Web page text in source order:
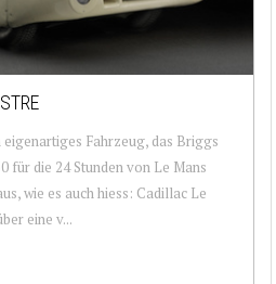
eigenartiges Fahrzeug, das Briggs
für die 24 Stunden von Le Mans
wie es auch hiess: Cadillac Le
eine v...